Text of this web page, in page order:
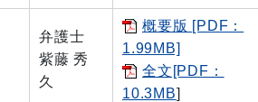
弁護士
紫藤 秀
久
概要版 [PDF：
1.99MB]
全文[PDF：
10.3MB]